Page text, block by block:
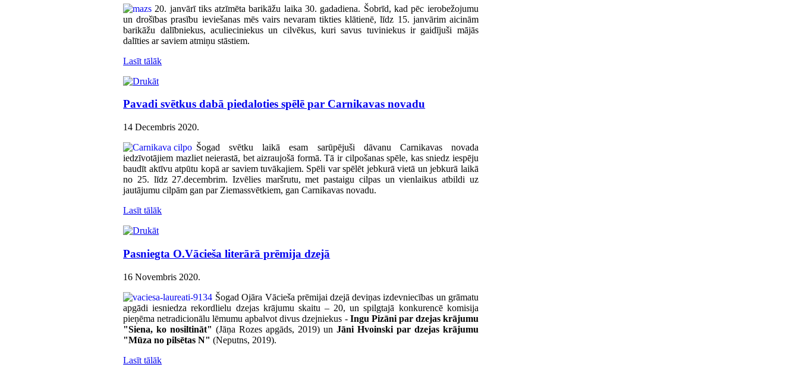
20. janvārī tiks atzīmēta barikāžu laika 30. gadadiena. Šobrīd, kad pēc ierobežojumu
un drošības prasību ieviešanas mēs vairs nevaram tikties klātienē, līdz 15. janvārim aicinām
barikāžu dalībniekus, aculieciniekus un cilvēkus, kuri savus tuviniekus ir gaidījuši mājās
dalīties ar saviem atmiņu stāstiem.
Lasīt tālāk
Pavadi svētkus dabā piedaloties spēlē par Carnikavas novadu
14 Decembris 2020.
Šogad svētku laikā esam sarūpējuši dāvanu Carnikavas novada
iedzīvotājiem mazliet neierastā, bet aizraujošā formā. Tā ir cilpošanas spēle, kas sniedz iespēju
baudīt aktīvu atpūtu kopā ar saviem tuvākajiem. Spēli var spēlēt jebkurā vietā un jebkurā laikā
no 25. līdz 27.decembrim. Izvēlies maršrutu, met pastaigu cilpas un vienlaikus atbildi uz
jautājumu cilpām gan par Ziemassvētkiem, gan Carnikavas novadu.
Lasīt tālāk
Pasniegta O.Vācieša literārā prēmija dzejā
16 Novembris 2020.
Šogad Ojāra Vācieša prēmijai dzejā deviņas izdevniecības un grāmatu
apgādi iesniedza rekordlielu dzejas krājumu skaitu – 20, un spilgtajā konkurencē komisija
pieņēma netradicionālu lēmumu apbalvot divus dzejniekus - Ingu Pizāni par dzejas krājumu
"Siena, ko nosiltināt" (Jāņa Rozes apgāds, 2019) un Jāni Hvoinski par dzejas krājumu
"Mūza no pilsētas N"(Neputns, 2019).
Lasīt tālāk